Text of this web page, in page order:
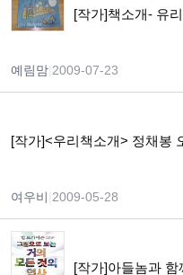
[작가]책소개- 유
예림맘 2009-07-23
[작가]<우리책소개> 정채봉
여우비 2009-05-28
[작가]아들놈과